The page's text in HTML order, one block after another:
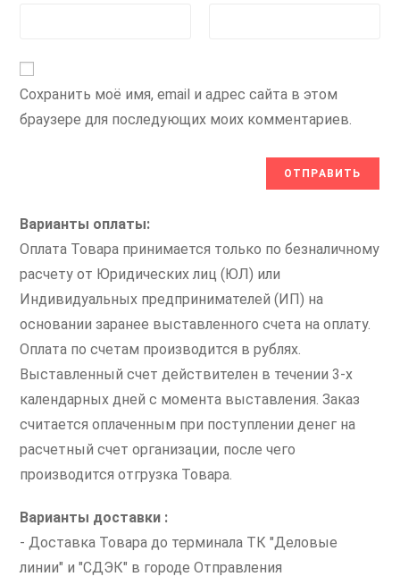
Сохранить моё имя, email и адрес сайта в этом
браузере для последующих моих комментариев.
Варианты оплаты:
Оплата Товара принимается только по безналичному
расчету от Юридических лиц (ЮЛ) или
Индивидуальных предпринимателей (ИП) на
основании заранее выставленного счета на оплату.
Оплата по счетам производится в рублях.
Выставленный счет действителен в течении 3-х
календарных дней с момента выставления. Заказ
считается оплаченным при поступлении денег на
расчетный счет организации, после чего
производится отгрузка Товара.
Варианты доставки :
- Доставка Товара до терминала ТК "Деловые
линии" и "СДЭК" в городе Отправления